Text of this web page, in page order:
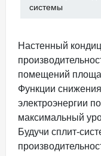
системы
Настенный
помещений
Функции
электроэнергии
максимальный
Будучи сплит-